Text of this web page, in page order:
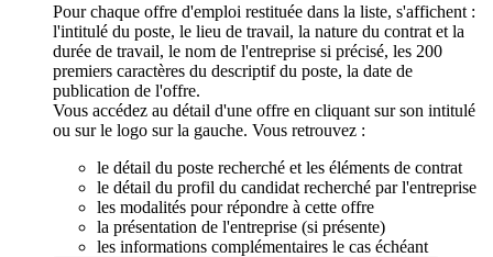
Pour chaque offre d'emploi restituée dans la liste, s'affichent :
l'intitulé du poste, le lieu de travail, la nature du contrat et la
durée de travail, le nom de l'entreprise si précisé, les 200
premiers caractères du descriptif du poste, la date de
publication de l'offre.
Vous accédez au détail d'une offre en cliquant sur son intitulé
ou sur le logo sur la gauche. Vous retrouvez :
le détail du poste recherché et les éléments de contrat
le détail du profil du candidat recherché par l'entreprise
les modalités pour répondre à cette offre
la présentation de l'entreprise (si présente)
les informations complémentaires le cas échéant